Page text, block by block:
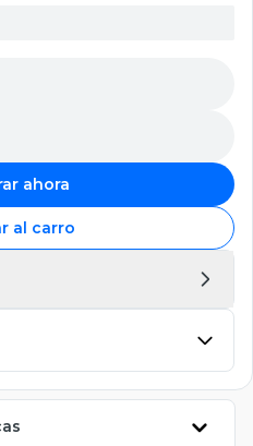
ahora
al carro